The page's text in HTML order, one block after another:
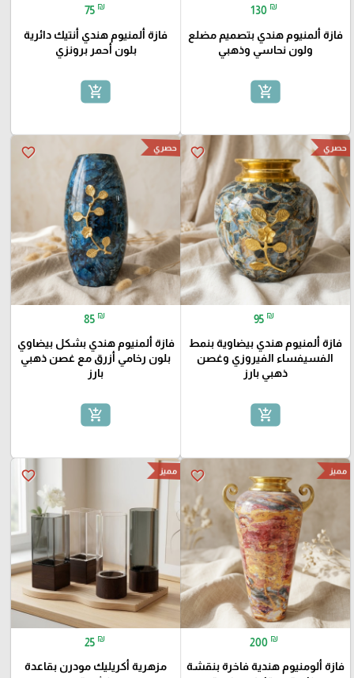
130 ₪
فازة ألمنيوم هندي بتصميم مضلع
ولون نحاسي وذهبي
add_shopping_cart
75 ₪
فازة ألمنيوم هندي أنتيك دائرية
بلون أحمر برونزي
add_shopping_cart
favorite_border حصري
95 ₪
فازة ألمنيوم هندي بيضاوية بنمط
الفسيفساء الفيروزي وغصن
ذهبي بارز
add_shopping_cart
favorite_border حصري
85 ₪
فازة ألمنيوم هندي بشكل بيضاوي
بلون رخامي أزرق مع غصن ذهبي
بارز
add_shopping_cart
favorite_border مميز
200 ₪
فازة ألومنيوم هندية فاخرة بنقشة
favorite_border مميز
25 ₪
مزهرية أكريليك مودرن بقاعدة